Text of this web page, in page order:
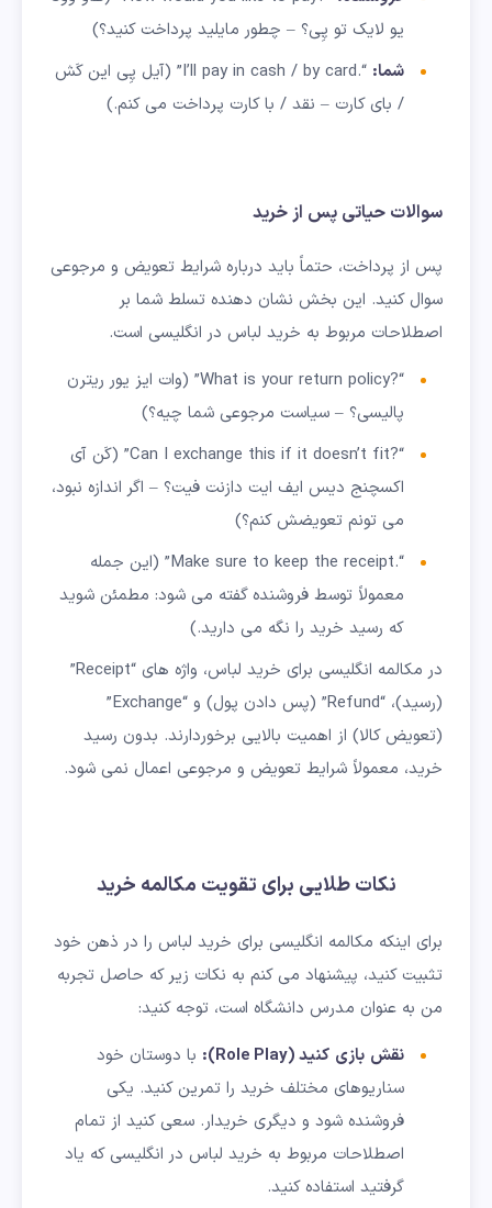
یو لایک تو پِی؟ – چطور مایلید پرداخت کنید؟)
شما:
“.I’ll pay in cash / by card” (آیل پِی این کَش
/ بای کارت – نقد / با کارت پرداخت می کنم.)
سوالات حیاتی پس از خرید
پس از پرداخت، حتماً باید درباره شرایط تعویض و مرجوعی
سوال کنید. این بخش نشان دهنده تسلط شما بر
اصطلاحات مربوط به خرید لباس در انگلیسی است.
“?What is your return policy” (وات ایز یور ریترن
پالیسی؟ – سیاست مرجوعی شما چیه؟)
“?Can I exchange this if it doesn’t fit” (کَن آی
اکسچنج دیس ایف ایت دازنت فیت؟ – اگر اندازه نبود،
می تونم تعویضش کنم؟)
“.Make sure to keep the receipt” (این جمله
معمولاً توسط فروشنده گفته می شود: مطمئن شوید
که رسید خرید را نگه می دارید.)
در مکالمه انگلیسی برای خرید لباس، واژه های “Receipt”
(رسید)، “Refund” (پس دادن پول) و “Exchange”
(تعویض کالا) از اهمیت بالایی برخوردارند. بدون رسید
خرید، معمولاً شرایط تعویض و مرجوعی اعمال نمی شود.
نکات طلایی برای تقویت مکالمه خرید
برای اینکه مکالمه انگلیسی برای خرید لباس را در ذهن خود
تثبیت کنید، پیشنهاد می کنم به نکات زیر که حاصل تجربه
من به عنوان مدرس دانشگاه است، توجه کنید:
نقش بازی کنید(
Role Play):
با دوستان خود
سناریوهای مختلف خرید را تمرین کنید. یکی
فروشنده شود و دیگری خریدار. سعی کنید از تمام
اصطلاحات مربوط به خرید لباس در انگلیسی که یاد
گرفتید استفاده کنید.